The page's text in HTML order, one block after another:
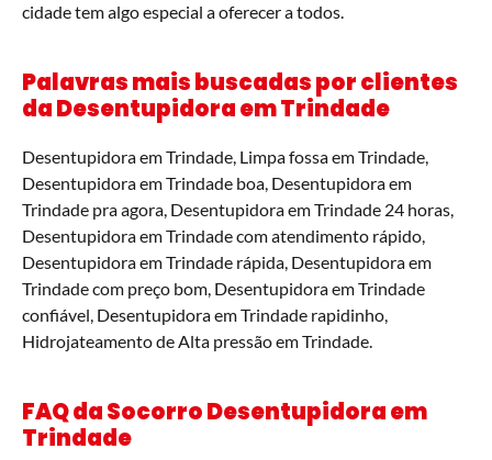
cidade tem algo especial a oferecer a todos.
Palavras mais buscadas por clientes
da Desentupidora emTrindade
Desentupidora em Trindade, Limpa fossa em Trindade,
Desentupidora em Trindade boa, Desentupidora em
Trindade pra agora, Desentupidora em Trindade 24 horas,
Desentupidora em Trindade com atendimento rápido,
Desentupidora em Trindade rápida, Desentupidora em
Trindade com preço bom, Desentupidora em Trindade
confiável, Desentupidora em Trindade rapidinho,
Hidrojateamento de Alta pressão em Trindade.
FAQ da Socorro Desentupidora em
Trindade